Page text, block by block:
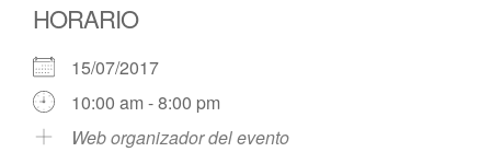
HORARIO
15/07/2017
10:00 am - 8:00 pm
Web organizador del evento